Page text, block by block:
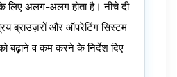
लिए अलग-अलग होता है। नीचे दी
ब्राउज़रों और ऑपरेटिंग सिस्टम
बढ़ाने व कम करने के निर्देश दिए